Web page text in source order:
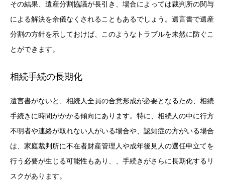
その結果、遺産分割協議が長引き、場合によっては裁判所の関与
による解決を余儀なくされることもあるでしょう。遺言書で遺産
分割の方針を示しておけば、このようなトラブルを未然に防ぐこ
とができます。
相続手続の長期化
遺言書がないと、相続人全員の合意形成が必要となるため、相続
手続きに時間がかかる傾向にあります。特に、相続人の中に行方
不明者や連絡が取れない人がいる場合や、認知症の方がいる場合
は、家庭裁判所に不在者財産管理人や成年後見人の選任申立てを
行う必要が生じる可能性もあり、、手続きがさらに長期化するリ
スクがあります。